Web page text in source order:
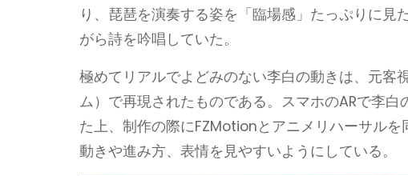
り、琵琶を演奏する姿を「臨場感」たっぷりに
がら詩を吟唱していた。
極めてリアルでよどみのない李白の動きは、元
ム）で再現されたものである。スマホのARで李
た上、制作の際にFZMotionとアニメリハーサル
動きや進み方、表情を見やすいようにしている。